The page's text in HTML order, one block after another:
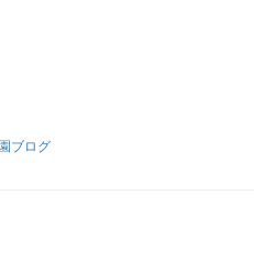
ブログ